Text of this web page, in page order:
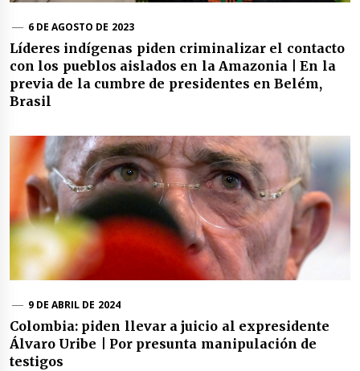
6 DE AGOSTO DE 2023
Líderes indígenas piden criminalizar el contacto
con los pueblos aislados en la Amazonia | En la
previa de la cumbre de presidentes en Belém,
Brasil
9 DE ABRIL DE 2024
Colombia: piden llevar a juicio al expresidente
Álvaro Uribe | Por presunta manipulación de
testigos